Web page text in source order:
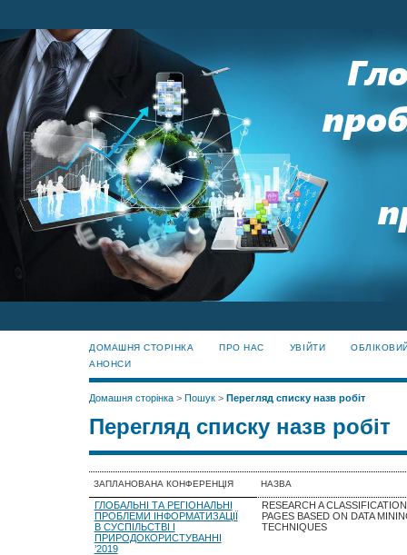
ДОМАШНЯ СТОРІНКА ПРО НАС УВІЙТИ
АНОНСИ
Домашня сторінка > Пошук > Перегляд списку назв робіт
Перегляд списку назв робіт
ЗАПЛАНОВАНА КОНФЕРЕНЦІЯ НАЗВА
ГЛОБАЛЬНІ ТА РЕГІОНАЛЬНІ
ПРОБЛЕМИ ІНФОРМАТИЗАЦІЇ
В СУСПІЛЬСТВІ І
ПРИРОДОКОРИСТУВАННІ
’2019
RESEARCH A
PAGES BASED ON DATA
TECHNIQUES